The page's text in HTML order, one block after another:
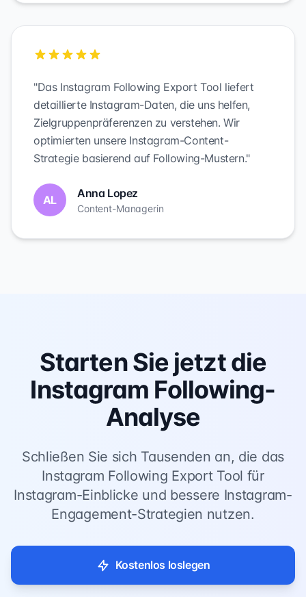
"Das Instagram Following Export Tool liefert
detaillierte Instagram-Daten, die uns helfen,
Zielgruppenpräferenzen zu verstehen. Wir
optimierten unsere Instagram-Content-
Strategie basierend auf Following-Mustern."
AL Anna Lopez
Content-Managerin
Starten Sie jetzt die
Instagram Following-
Analyse
Schließen Sie sich Tausenden an, die das
Instagram Following Export Tool für
Instagram-Einblicke und bessere Instagram-
Engagement-Strategien nutzen.
Kostenlos loslegen